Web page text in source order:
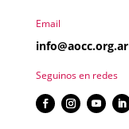
Email
info@aocc.org.ar
Seguinos en redes